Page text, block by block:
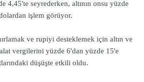
4,45'te seyrederken, altının onsu yüzde
işlem görüyor.
ve rupiyi desteklemek için altın ve
vergilerini yüzde 6'dan yüzde 15'e
düşüşte etkili oldu.